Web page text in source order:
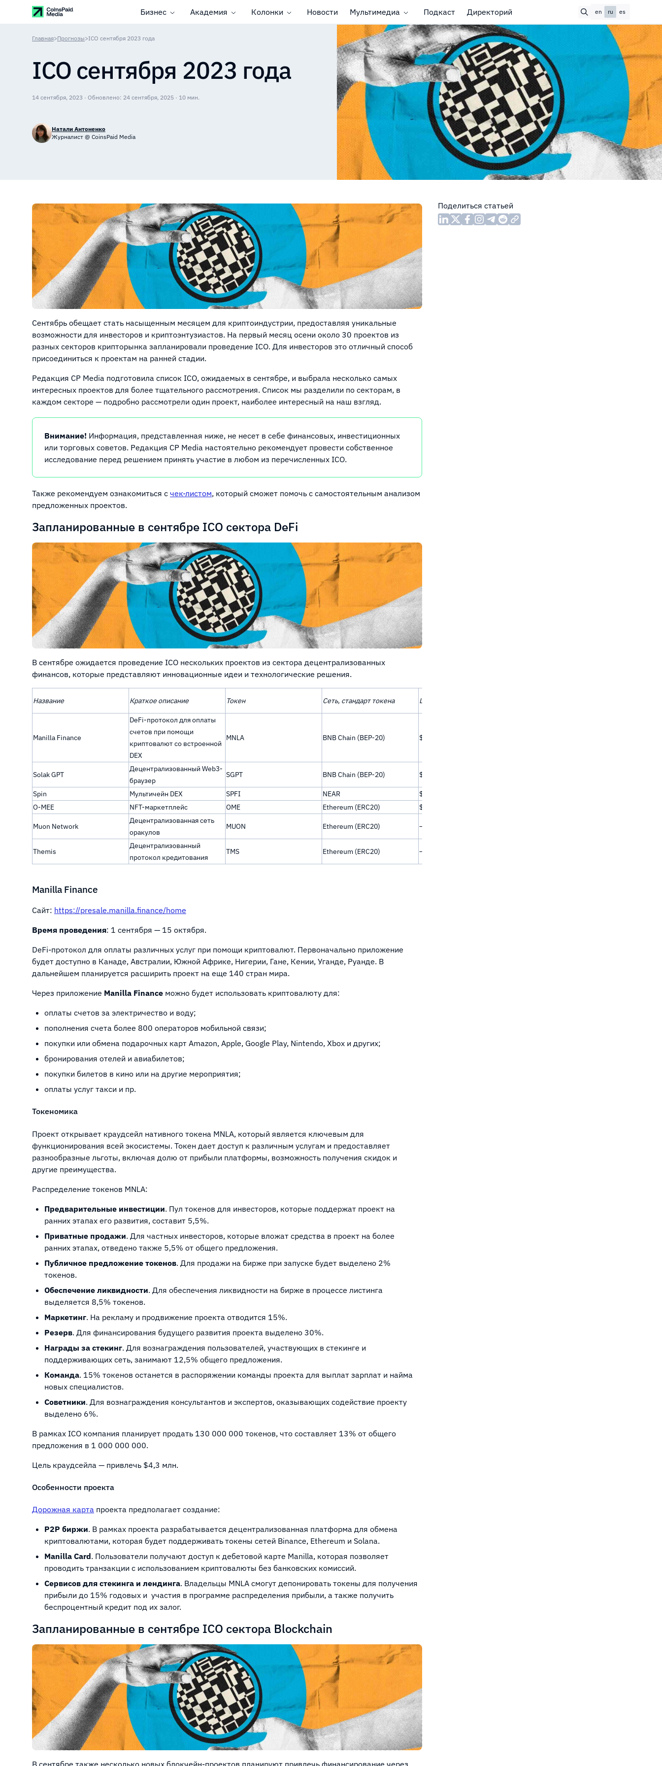
Бизнес Академия Колонки Новости Мультимедиа Подкаст Директорий en ru es
Главная>Прогнозы>ICO сентября 2023 года
ICO сентября 2023 года
14 сентября, 2023 · Обновлено: 24 сентября, 2025 · 10 мин.
Натали Антоненко
Журналист @ CoinsPaid Media
Сентябрь обещает стать насыщенным месяцем для криптоиндустрии, предоставляя уникальные
возможности для инвесторов и криптоэнтузиастов. На первый месяц осени около 30 проектов из
разных секторов крипторынка запланировали проведение ICO. Для инвесторов это отличный способ
присоединиться к проектам на ранней стадии.
Редакция CP Media подготовила список ICO, ожидаемых в сентябре, и выбрала несколько самых
интересных проектов для более тщательного рассмотрения. Список мы разделили по секторам, в
каждом секторе — подробно рассмотрели один проект, наиболее интересный на наш взгляд.
Внимание! Информация, представленная ниже, не несет в себе финансовых, инвестиционных
или торговых советов. Редакция CP Media настоятельно рекомендует провести собственное
исследование перед решением принять участие в любом из перечисленных ICO.
Также рекомендуем ознакомиться с чек-листом, который сможет помочь с самостоятельным анализом
предложенных проектов.
Запланированные в сентябре ICO сектора DeFi
В сентябре ожидается проведение ICO нескольких проектов из сектора децентрализованных
финансов, которые представляют инновационные идеи и технологические решения.
Название Краткое описание Токен Сеть, стандарт токена Цена
Manilla Finance
DeFi-протокол для оплаты
счетов при помощи
криптовалют со встроенной
DEX
MNLA BNB Chain (BEP-20) $0,04
Solak GPT
Децентрализованный Web3-
браузер
SGPT BNB Chain (BEP-20) $0,007
Spin Мультичейн DEX SPFI NEAR $0,05
O-MEE
NFT-маркетплейс OME Ethereum (ERC20) $0,05
Muon Network
Децентрализованная сеть
оракулов
MUON Ethereum (ERC20) —
Themis
Децентрализованный
протокол кредитования
TMS Ethereum (ERC20) —
Manilla Finance
Сайт: https://presale.manilla.finance/home
Время проведения: 1 сентября — 15 октября.
DeFi-протокол для оплаты различных услуг при помощи криптовалют. Первоначально приложение
будет доступно в Канаде, Австралии, Южной Африке, Нигерии, Гане, Кении, Уганде, Руанде. В
дальнейшем планируется расширить проект на еще 140 стран мира.
Через приложение Manilla Finance можно будет использовать криптовалюту для:
оплаты счетов за электричество и воду;
пополнения счета более 800 операторов мобильной связи;
покупки или обмена подарочных карт Amazon, Apple, Google Play, Nintendo, Xbox и других;
бронирования отелей и авиабилетов;
покупки билетов в кино или на другие мероприятия;
оплаты услуг такси и пр.
Токеномика
Проект открывает краудсейл нативного токена MNLA, который является ключевым для
функционирования всей экосистемы. Токен дает доступ к различным услугам и предоставляет
разнообразные льготы, включая долю от прибыли платформы, возможность получения скидок и
другие преимущества.
Распределение токенов MNLA:
Предварительные инвестиции. Пул токенов для инвесторов, которые поддержат проект на
ранних этапах его развития, составит 5,5%.
Приватные продажи. Для частных инвесторов, которые вложат средства в проект на более
ранних этапах, отведено также 5,5% от общего предложения.
Публичное предложение токенов. Для продажи на бирже при запуске будет выделено 2%
токенов.
Обеспечение ликвидности. Для обеспечения ликвидности на бирже в процессе листинга
выделяется 8,5% токенов.
Маркетинг. На рекламу и продвижение проекта отводится 15%.
Резерв. Для финансирования будущего развития проекта выделено 30%.
Награды за стекинг. Для вознаграждения пользователей, участвующих в стекинге и
поддерживающих сеть, занимают 12,5% общего предложения.
Команда. 15% токенов останется в распоряжении команды проекта для выплат зарплат и найма
новых специалистов.
Советники. Для вознаграждения консультантов и экспертов, оказывающих содействие проекту
выделено 6%.
В рамках ICO компания планирует продать 130 000 000 токенов, что составляет 13% от общего
предложения в 1 000 000 000.
Цель краудсейла — привлечь $4,3 млн.
Особенности проекта
Дорожная карта проекта предполагает создание:
P2P биржи. В рамках проекта разрабатывается децентрализованная платформа для обмена
криптовалютами, которая будет поддерживать токены сетей Binance, Ethereum и Solana.
Manilla Card. Пользователи получают доступ к дебетовой карте Manilla, которая позволяет
проводить транзакции с использованием криптовалюты без банковских комиссий.
Сервисов для стекинга и лендинга. Владельцы MNLA смогут депонировать токены для получения
прибыли до 15% годовых и участия в программе распределения прибыли, а также получить
беспроцентный кредит под их залог.
Запланированные в сентябре ICO сектора Blockchain
В сентябре также несколько новых блокчейн-проектов планируют привлечь финансирование через
Поделиться статьей